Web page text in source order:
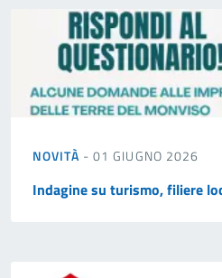
NOVITÀ - 01 GIUGNO 2026
Indagine su turismo, filiere